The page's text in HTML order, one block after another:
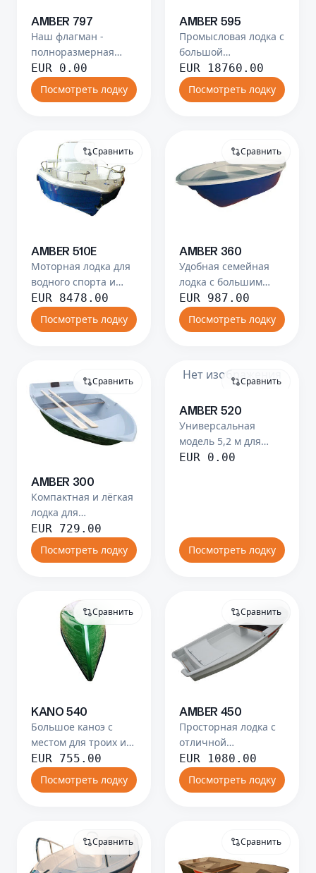
AMBER 797
Наш флагман -
полноразмерная
морская лодка.
EUR 0.00
Посмотреть лодку
AMBER 595
Промысловая лодка с
большой
грузоподъёмностью.
EUR
18760.00
Посмотреть лодку
Сравнить
AMBER 510E
Моторная лодка для
водного спорта и
быстрых прогулок.
EUR 8478.00
Посмотреть лодку
Сравнить
AMBER 360
Удобная семейная
лодка с большим
внутренним
пространством.
EUR 987.00
Посмотреть лодку
Сравнить
AMBER 300
Компактная и лёгкая
лодка для
ежедневного отдыха
на озере.
EUR
729.00
Посмотреть лодку
Нет изображения
Сравнить
AMBER 520
Универсальная
модель 5,2 м для
работы и отдыха.
EUR 0.00
Посмотреть лодку
Сравнить
KANO 540
Большое каноэ с
местом для троих и
дополнительного
груза.
EUR 755.00
Посмотреть лодку
Сравнить
AMBER 450
Просторная лодка с
отличной
устойчивостью на
больших водоёмах.
EUR
1080.00
Посмотреть лодку
Сравнить Сравнить